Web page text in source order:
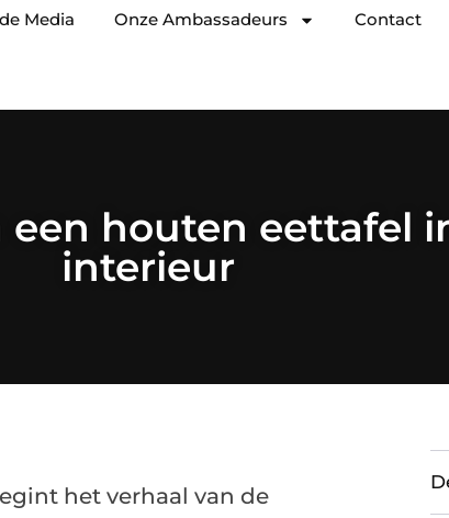
Media Onze Ambassadeurs Contact
een houten eettafel
interieur
het verhaal van de